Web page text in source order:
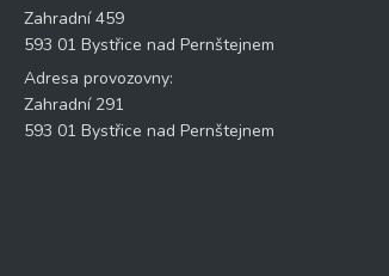
Zahradní 459
593 01 Bystřice nad Pernštejnem
Adresa provozovny:
Zahradní 291
593 01 Bystřice nad Pernštejnem